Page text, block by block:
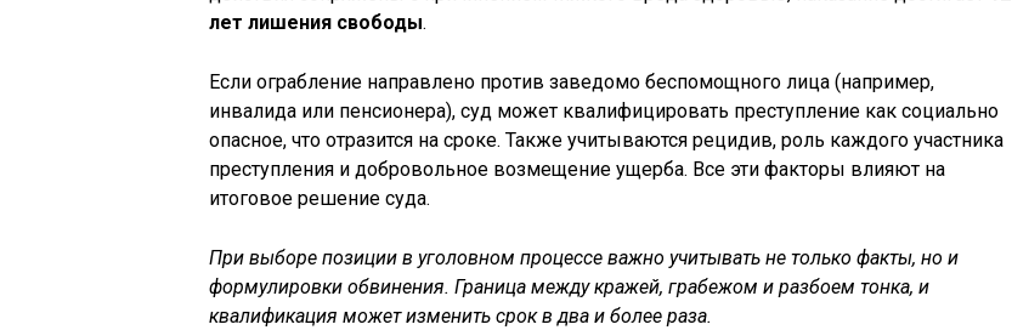
лет лишения свободы.
Если ограбление направлено против заведомо беспомощного лица (например,
инвалида или пенсионера), суд может квалифицировать преступление как социально
опасное, что отразится на сроке. Также учитываются рецидив, роль каждого участника
преступления и добровольное возмещение ущерба. Все эти факторы влияют на
итоговое решение суда.
При выборе позиции в уголовном процессе важно учитывать не только факты, но и
формулировки обвинения. Граница между кражей, грабежом и разбоем тонка, и
квалификация может изменить срок в два и более раза.